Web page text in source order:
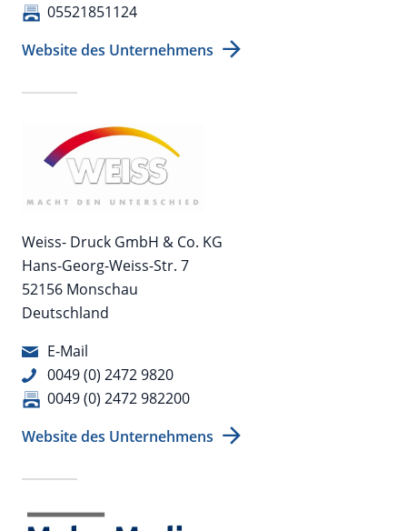
05521851124
Website des Unternehmens
Weiss- Druck GmbH & Co. KG
Hans-Georg-Weiss-Str. 7
52156 Monschau
Deutschland
E-Mail
0049 (0) 2472 9820
0049 (0) 2472 982200
Website des Unternehmens